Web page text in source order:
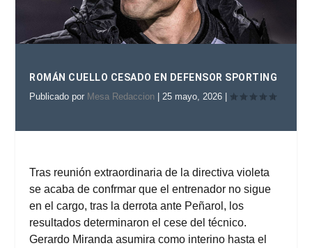
ROMÁN CUELLO CESADO EN DEFENSOR SPORTING
Publicado por Mesa Redaccion | 25 mayo, 2026 |
Tras reunión extraordinaria de la directiva violeta
se acaba de confrmar que el entrenador no sigue
en el cargo, tras la derrota ante Peñarol, los
resultados determinaron el cese del técnico.
Gerardo Miranda asumira como interino hasta el